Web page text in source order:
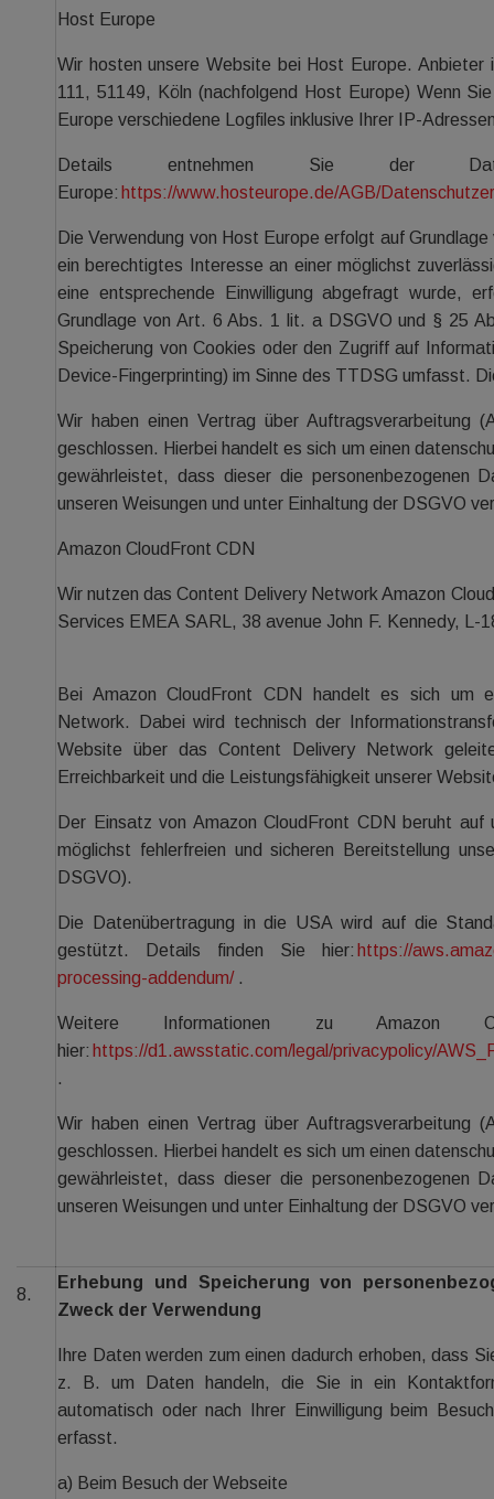
Host Europe
Wir hosten unsere Website bei Host Europe.
111, 51149, Köln (nachfolgend Host Europe) Wenn
Europe verschiedene Logfiles inklusive Ihrer IP-
Details entnehmen Sie der
Europe: https://www.hosteurope.de/AGB/
Die Verwendung von Host Europe erfolgt auf
ein berechtigtes Interesse an einer möglichst
eine entsprechende Einwilligung abgefragt wurde,
Grundlage von Art. 6 Abs. 1 lit. a DSGVO und § 25
Speicherung von Cookies oder den Zugriff auf
Device-Fingerprinting) im Sinne des TTDSG umfasst.
Wir haben einen Vertrag über Auftragsverarbeitung
geschlossen. Hierbei handelt es sich um einen
gewährleistet, dass dieser die personenbezogenen
unseren Weisungen und unter Einhaltung der DSGVO
Amazon CloudFront CDN
Wir nutzen das Content Delivery Network Amazon
Services EMEA SARL, 38 avenue John F. Kennedy, L-
Bei Amazon CloudFront CDN handelt es sich um
Network. Dabei wird technisch der
Website über das Content Delivery Network
Erreichbarkeit und die Leistungsfähigkeit unserer
Der Einsatz von Amazon CloudFront CDN beruht
möglichst fehlerfreien und sicheren Bereitstellung
DSGVO).
Die Datenübertragung in die USA wird auf die
gestützt. Details finden Sie hier: https://
processing-addendum/.
Weitere Informationen zu Amazon
hier: https://d1.awsstatic.com/legal/privacypolicy/
.
Wir haben einen Vertrag über Auftragsverarbeitung
geschlossen. Hierbei handelt es sich um einen
gewährleistet, dass dieser die personenbezogenen
unseren Weisungen und unter Einhaltung der DSGVO
8.
Erhebung und Speicherung von
Zweck der Verwendung
Ihre Daten werden zum einen dadurch erhoben, dass
z. B. um Daten handeln, die Sie in ein
automatisch oder nach Ihrer Einwilligung beim
erfasst.
a) Beim Besuch der Webseite